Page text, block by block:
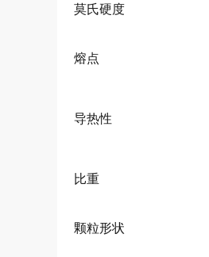
莫氏硬度
熔点
导热性
比重
颗粒形状